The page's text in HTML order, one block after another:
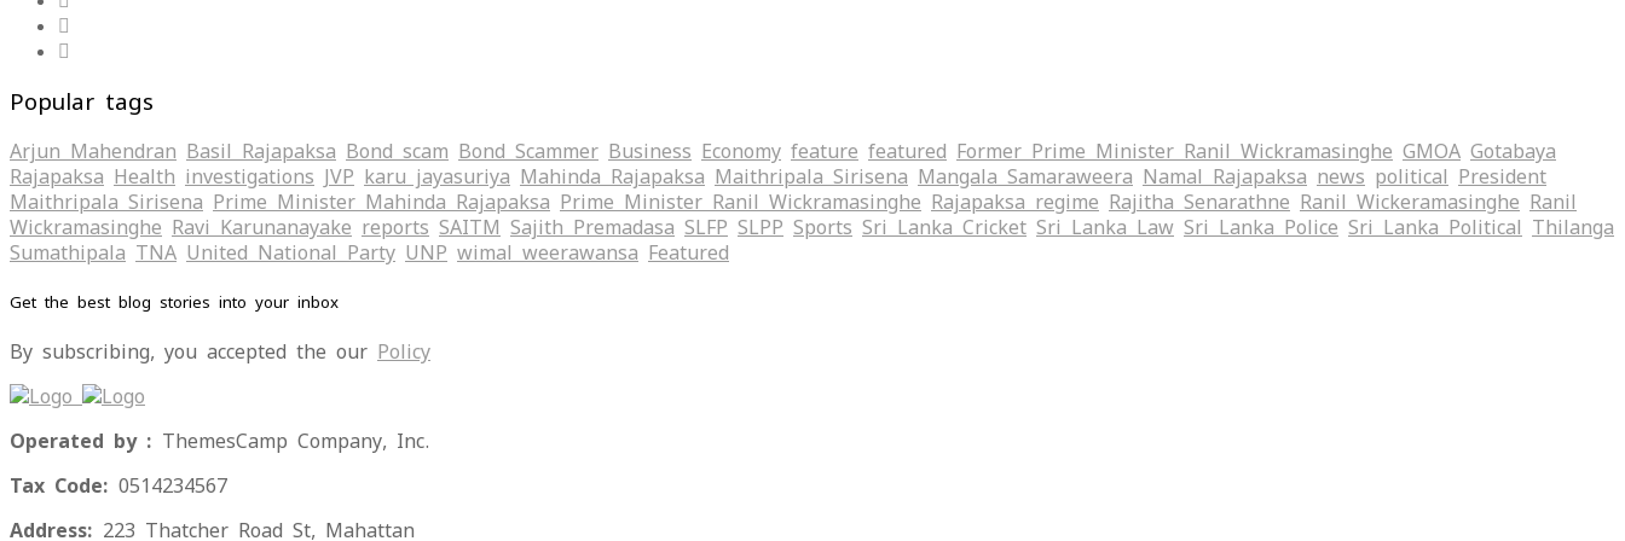
Popular tags
Arjun Mahendran Basil Rajapaksa Bond scam Bond Scammer Business Economy feature featured Former Prime Minister Ranil Wickramasinghe GMOA Gotabaya
Rajapaksa Health investigations JVP karu jayasuriya Mahinda Rajapaksa Maithripala Sirisena Mangala Samaraweera Namal Rajapaksa news political President
Maithripala Sirisena Prime Minister Mahinda Rajapaksa Prime Minister Ranil Wickramasinghe Rajapaksa regime Rajitha Senarathne Ranil Wickeramasinghe Ranil
Wickramasinghe Ravi Karunanayake reports SAITM Sajith Premadasa SLFP SLPP Sports Sri Lanka Cricket Sri Lanka Law Sri Lanka Police Sri Lanka Political Thilanga
Sumathipala TNA United National Party UNP wimal weerawansa ‍Featured
Get the best blog stories into your inbox
By subscribing, you accepted the our Policy
Operated by : ThemesCamp Company, Inc.
Tax Code: 0514234567
Address: 223 Thatcher Road St, Mahattan